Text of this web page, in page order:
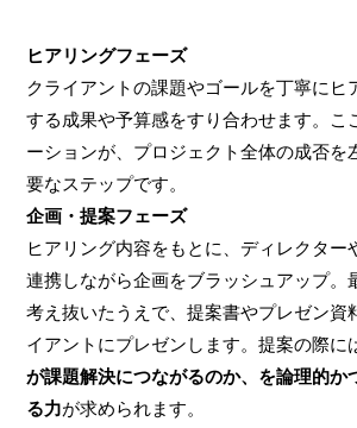
ヒアリングフェーズ
クライアントの課題やゴールを丁寧にヒ
する成果や予算感をすり合わせます。こ
ーションが、プロジェクト全体の成否を
要なステップです。
企画・提案フェーズ
ヒアリング内容をもとに、ディレクター
連携しながら企画をブラッシュアップ。
考え抜いたうえで、提案書やプレゼン資
イアントにプレゼンします。提案の際に
が課題解決につながるのか、を論理的か
る力が求められます。